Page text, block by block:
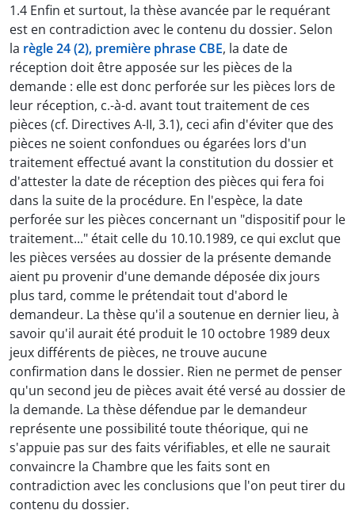
1.4 Enfin et surtout, la thèse avancée par le requérant
est en contradiction avec le contenu du dossier. Selon
la règle 24 (2), première phrase CBE, la date de
réception doit être apposée sur les pièces de la
demande : elle est donc perforée sur les pièces lors de
leur réception, c.-à-d. avant tout traitement de ces
pièces (cf. Directives A-II, 3.1), ceci afin d'éviter que des
pièces ne soient confondues ou égarées lors d'un
traitement effectué avant la constitution du dossier et
d'attester la date de réception des pièces qui fera foi
dans la suite de la procédure. En l'espèce, la date
perforée sur les pièces concernant un "dispositif pour le
traitement..." était celle du 10.10.1989, ce qui exclut que
les pièces versées au dossier de la présente demande
aient pu provenir d'une demande déposée dix jours
plus tard, comme le prétendait tout d'abord le
demandeur. La thèse qu'il a soutenue en dernier lieu, à
savoir qu'il aurait été produit le 10 octobre 1989 deux
jeux différents de pièces, ne trouve aucune
confirmation dans le dossier. Rien ne permet de penser
qu'un second jeu de pièces avait été versé au dossier de
la demande. La thèse défendue par le demandeur
représente une possibilité toute théorique, qui ne
s'appuie pas sur des faits vérifiables, et elle ne saurait
convaincre la Chambre que les faits sont en
contradiction avec les conclusions que l'on peut tirer du
contenu du dossier.